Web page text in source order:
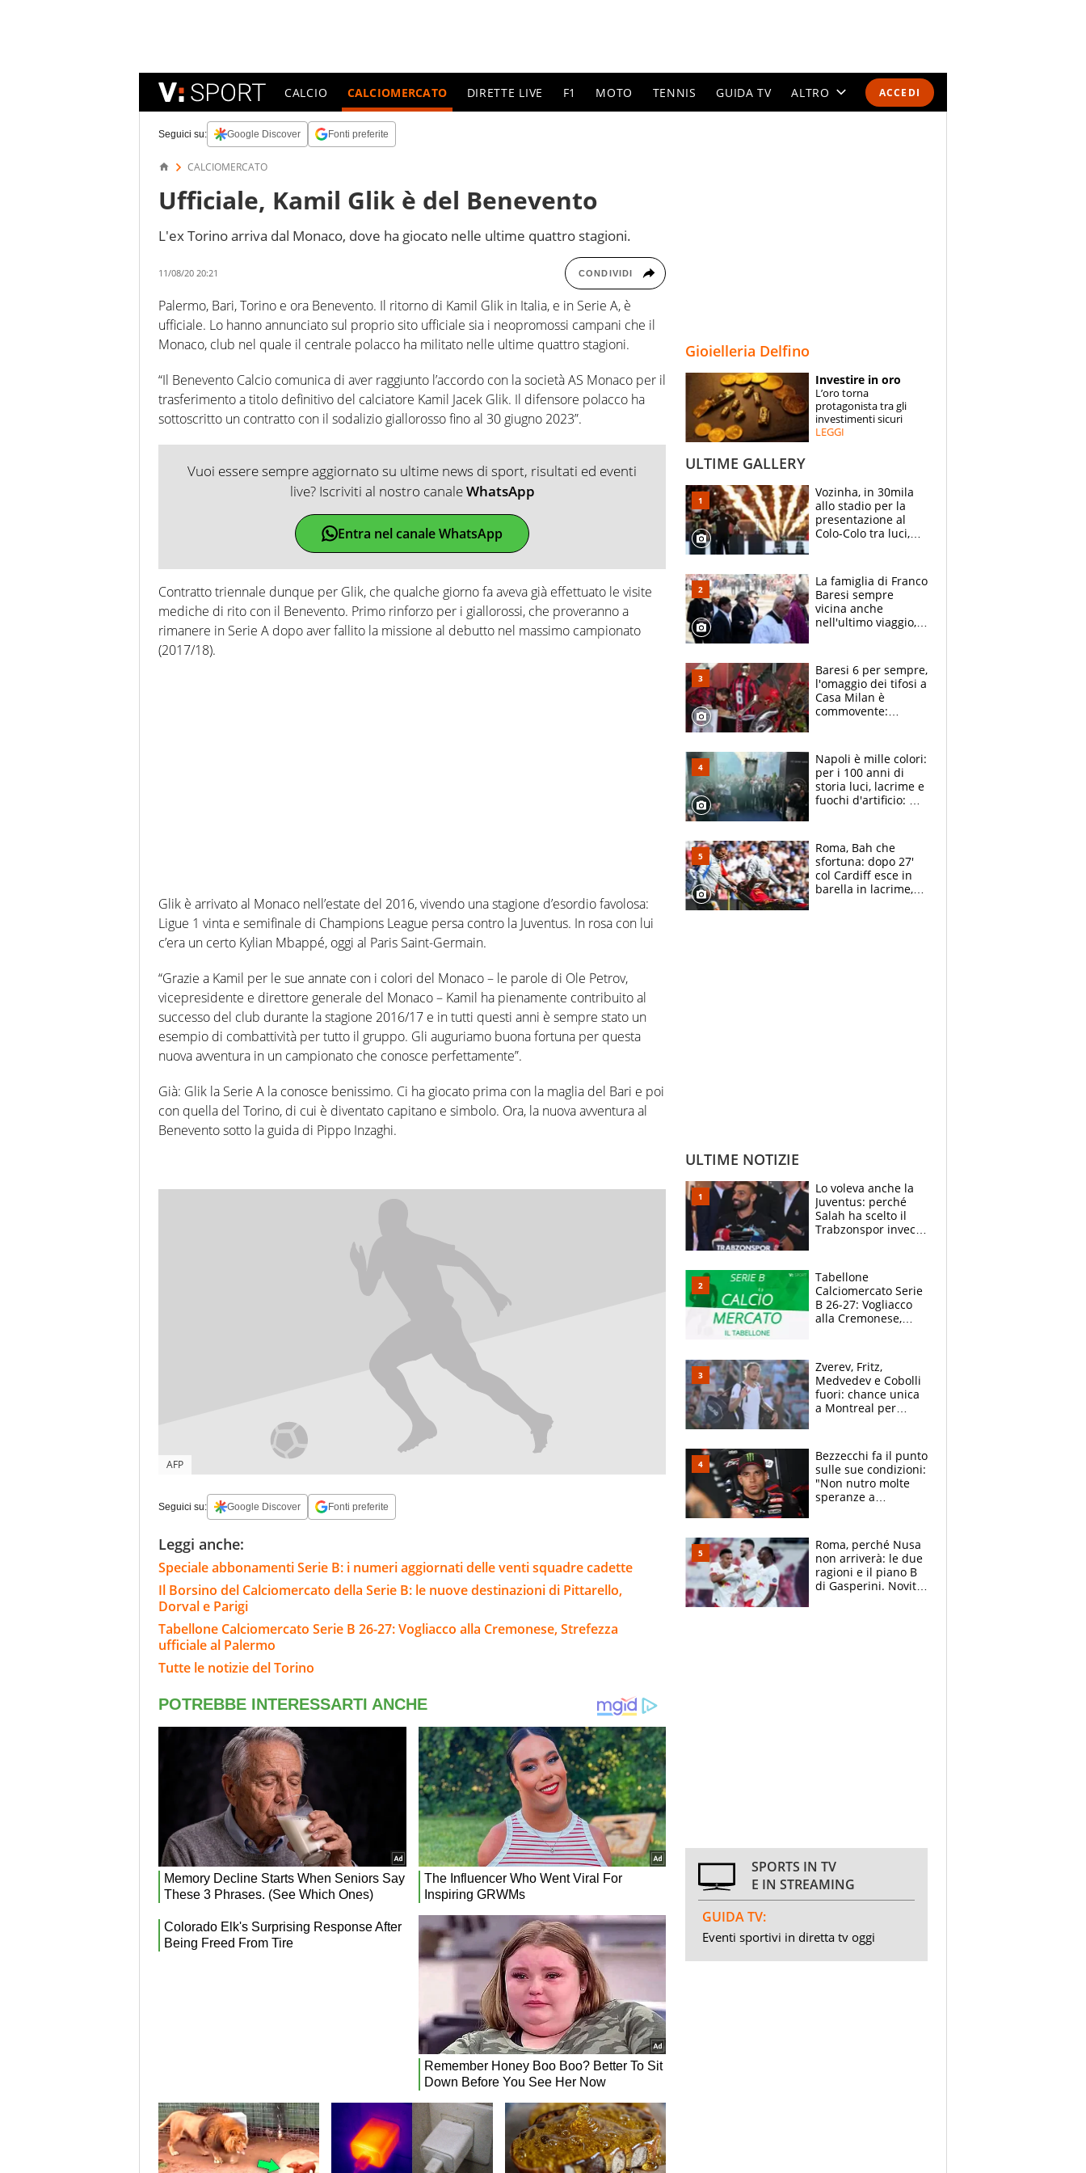
ACCEDI
CALCIO CALCIOMERCATO DIRETTE LIVE F1 MOTO TENNIS GUIDA TV ALTRO
SPECIALI
ESPERTI
Seguici su: Google Discover Fonti preferite
CALCIOMERCATO
Ufficiale, Kamil Glik è del Benevento
L'ex Torino arriva dal Monaco, dove ha giocato nelle ultime quattro stagioni.
11/08/20 20:21 CONDIVIDI
Palermo, Bari, Torino e ora Benevento. Il ritorno di Kamil Glik in Italia, e in Serie A, è
ufficiale. Lo hanno annunciato sul proprio sito ufficiale sia i neopromossi campani che il
Monaco, club nel quale il centrale polacco ha militato nelle ultime quattro stagioni.
“Il Benevento Calcio comunica di aver raggiunto l’accordo con la società AS Monaco per il
trasferimento a titolo definitivo del calciatore Kamil Jacek Glik. Il difensore polacco ha
sottoscritto un contratto con il sodalizio giallorosso fino al 30 giugno 2023”.
Vuoi essere sempre aggiornato su ultime news di sport, risultati ed eventi
live? Iscriviti al nostro canaleWhatsApp
Entra nel canale WhatsApp
Contratto triennale dunque per Glik, che qualche giorno fa aveva già effettuato le visite
mediche di rito con il Benevento. Primo rinforzo per i giallorossi, che proveranno a
rimanere in Serie A dopo aver fallito la missione al debutto nel massimo campionato
(2017/18).
Glik è arrivato al Monaco nell’estate del 2016, vivendo una stagione d’esordio favolosa:
Ligue 1 vinta e semifinale di Champions League persa contro la Juventus. In rosa con lui
c’era un certo Kylian Mbappé, oggi al Paris Saint-Germain.
“Grazie a Kamil per le sue annate con i colori del Monaco – le parole di Ole Petrov,
vicepresidente e direttore generale del Monaco – Kamil ha pienamente contribuito al
successo del club durante la stagione 2016/17 e in tutti questi anni è sempre stato un
esempio di combattività per tutto il gruppo. Gli auguriamo buona fortuna per questa
nuova avventura in un campionato che conosce perfettamente”.
Già: Glik la Serie A la conosce benissimo. Ci ha giocato prima con la maglia del Bari e poi
con quella del Torino, di cui è diventato capitano e simbolo. Ora, la nuova avventura al
Benevento sotto la guida di Pippo Inzaghi.
AFP
Seguici su: Google Discover Fonti preferite
Leggi anche:
Speciale abbonamenti Serie B: i numeri aggiornati delle venti squadre cadette
Il Borsino del Calciomercato della Serie B: le nuove destinazioni di Pittarello,
Dorval e Parigi
Tabellone Calciomercato Serie B 26-27: Vogliacco alla Cremonese, Strefezza
ufficiale al Palermo
Tutte le notizie del Torino
Gioielleria Delfino
Investire in oro
L’oro torna
protagonista tra gli
investimenti sicuri
LEGGI
ULTIME GALLERY
Vozinha, in 30mila
allo stadio per la
presentazione al
Colo-Colo tra luci,
La famiglia di Franco
Baresi sempre
vicina anche
nell'ultimo viaggio,
circondati
dall'affetto dei tifosi
Baresi 6 per sempre,
l'omaggio dei tifosi a
Casa Milan è
commovente:
bigliettini
Napoli è mille colori:
per i 100 anni di
storia luci, lacrime e
fuochi d'artificio: De
Roma, Bah che
sfortuna: dopo 27'
col Cardiff esce in
barella in lacrime,
ULTIME NOTIZIE
Lo voleva anche la
Juventus: perché
Salah ha scelto il
Trabzonspor invece
Tabellone
Calciomercato Serie
B 26-27: Vogliacco
alla Cremonese,
Zverev, Fritz,
Medvedev e Cobolli
fuori: chance unica
a Montreal per
attacca le palline
Bezzecchi fa il punto
sulle sue condizioni:
"Non nutro molte
speranze a
da Aragon
Roma, perché Nusa
non arriverà: le due
ragioni e il piano B
di Gasperini. Novità
SPORTS IN TV
E IN STREAMING
GUIDA TV:
Eventi sportivi in diretta tv oggi